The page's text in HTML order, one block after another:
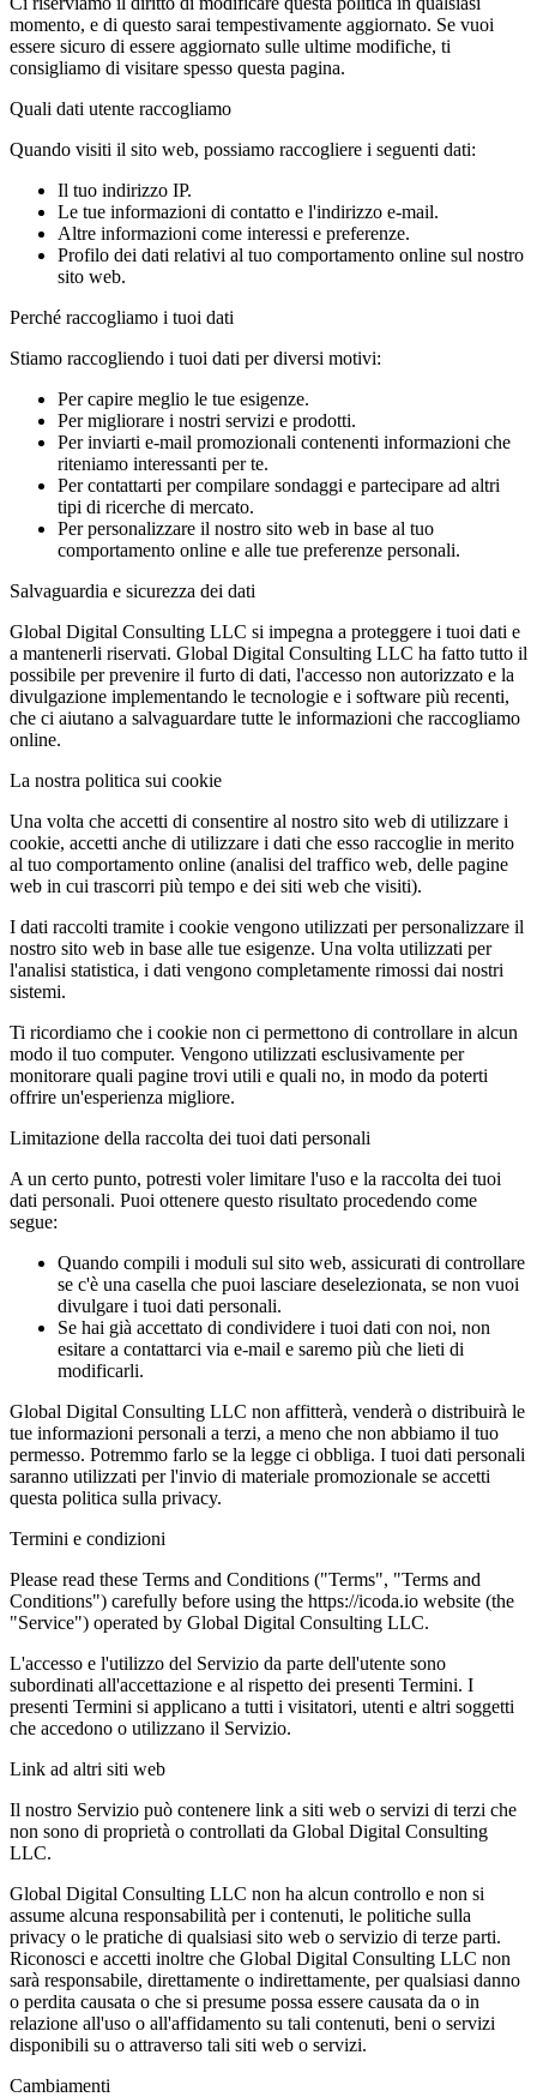
momento, e di questo sarai tempestivamente aggiornato. Se vuoi
essere sicuro di essere aggiornato sulle ultime modifiche, ti
consigliamo di visitare spesso questa pagina.
Quali dati utente raccogliamo
Quando visiti il sito web, possiamo raccogliere i seguenti dati:
Il tuo indirizzo IP.
Le tue informazioni di contatto e l'indirizzo e-mail.
Altre informazioni come interessi e preferenze.
Profilo dei dati relativi al tuo comportamento online sul nostro
sito web.
Perché raccogliamo i tuoi dati
Stiamo raccogliendo i tuoi dati per diversi motivi:
Per capire meglio le tue esigenze.
Per migliorare i nostri servizi e prodotti.
Per inviarti e-mail promozionali contenenti informazioni che
riteniamo interessanti per te.
Per contattarti per compilare sondaggi e partecipare ad altri
tipi di ricerche di mercato.
Per personalizzare il nostro sito web in base al tuo
comportamento online e alle tue preferenze personali.
Salvaguardia e sicurezza dei dati
Global Digital Consulting LLC si impegna a proteggere i tuoi dati e
a mantenerli riservati. Global Digital Consulting LLC ha fatto tutto il
possibile per prevenire il furto di dati, l'accesso non autorizzato e la
divulgazione implementando le tecnologie e i software più recenti,
che ci aiutano a salvaguardare tutte le informazioni che raccogliamo
online.
La nostra politica sui cookie
Una volta che accetti di consentire al nostro sito web di utilizzare i
cookie, accetti anche di utilizzare i dati che esso raccoglie in merito
al tuo comportamento online (analisi del traffico web, delle pagine
web in cui trascorri più tempo e dei siti web che visiti).
I dati raccolti tramite i cookie vengono utilizzati per personalizzare il
nostro sito web in base alle tue esigenze. Una volta utilizzati per
l'analisi statistica, i dati vengono completamente rimossi dai nostri
sistemi.
Ti ricordiamo che i cookie non ci permettono di controllare in alcun
modo il tuo computer. Vengono utilizzati esclusivamente per
monitorare quali pagine trovi utili e quali no, in modo da poterti
offrire un'esperienza migliore.
Limitazione della raccolta dei tuoi dati personali
A un certo punto, potresti voler limitare l'uso e la raccolta dei tuoi
dati personali. Puoi ottenere questo risultato procedendo come
segue:
Quando compili i moduli sul sito web, assicurati di controllare
se c'è una casella che puoi lasciare deselezionata, se non vuoi
divulgare i tuoi dati personali.
Se hai già accettato di condividere i tuoi dati con noi, non
esitare a contattarci via e-mail e saremo più che lieti di
modificarli.
Global Digital Consulting LLC non affitterà, venderà o distribuirà le
tue informazioni personali a terzi, a meno che non abbiamo il tuo
permesso. Potremmo farlo se la legge ci obbliga. I tuoi dati personali
saranno utilizzati per l'invio di materiale promozionale se accetti
questa politica sulla privacy.
Termini e condizioni
Please read these Terms and Conditions ("Terms", "Terms and
Conditions") carefully before using the https://icoda.io website (the
"Service") operated by Global Digital Consulting LLC.
L'accesso e l'utilizzo del Servizio da parte dell'utente sono
subordinati all'accettazione e al rispetto dei presenti Termini. I
presenti Termini si applicano a tutti i visitatori, utenti e altri soggetti
che accedono o utilizzano il Servizio.
Link ad altri siti web
Il nostro Servizio può contenere link a siti web o servizi di terzi che
non sono di proprietà o controllati da Global Digital Consulting
LLC.
Global Digital Consulting LLC non ha alcun controllo e non si
assume alcuna responsabilità per i contenuti, le politiche sulla
privacy o le pratiche di qualsiasi sito web o servizio di terze parti.
Riconosci e accetti inoltre che Global Digital Consulting LLC non
sarà responsabile, direttamente o indirettamente, per qualsiasi danno
o perdita causata o che si presume possa essere causata da o in
relazione all'uso o all'affidamento su tali contenuti, beni o servizi
disponibili su o attraverso tali siti web o servizi.
Cambiamenti